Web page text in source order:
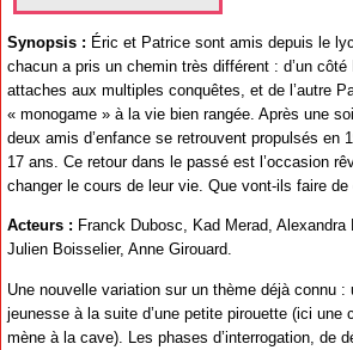
Synopsis : Éric et Patrice sont amis depuis le
chacun a pris un chemin très différent : d’un
attaches aux multiples conquêtes, et de l’autre
« monogame » à la vie bien rangée. Après une
deux amis d’enfance se retrouvent propulsés en
17 ans. Ce retour dans le passé est l’occasion
changer le cours de leur vie. Que vont-ils faire
Acteurs : Franck Dubosc, Kad Merad, Alexandra
Julien Boisselier, Anne Girouard.
Une nouvelle variation sur un thème déjà connu :
jeunesse à la suite d’une petite pirouette (ici une
mène à la cave). Les phases d’interrogation, de